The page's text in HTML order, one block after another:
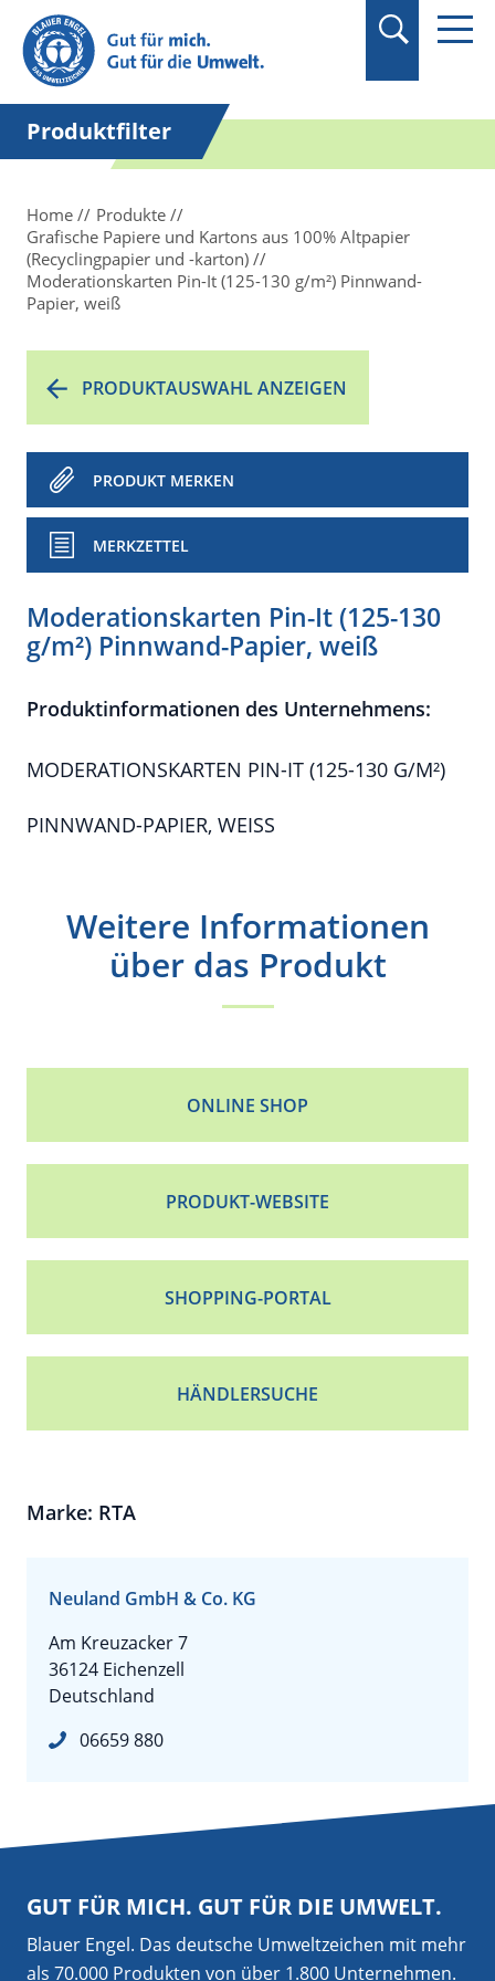
Suchbegriff in
Anführungszeichen
setzen.
Produktfilter
Home
Produkte
Grafische Papiere und Kartons aus 100% Altpapier
(Recyclingpapier und -karton)
Moderationskarten Pin-It (125-130 g/m²) Pinnwand-
Papier, weiß
PRODUKTAUSWAHL ANZEIGEN
PRODUKT MERKEN
MERKZETTEL
Moderationskarten Pin-It (125-130
g/m²) Pinnwand-Papier, weiß
Produktinformationen des Unternehmens:
MODERATIONSKARTEN PIN-IT (125-130 G/M²)
PINNWAND-PAPIER, WEISS
Weitere Informationen
über das Produkt
ONLINE SHOP
PRODUKT-WEBSITE
SHOPPING-PORTAL
HÄNDLERSUCHE
Marke: RTA
Neuland GmbH & Co. KG
Am Kreuzacker 7
36124 Eichenzell
Deutschland
06659 880
GUT FÜR MICH. GUT FÜR DIE UMWELT.
Blauer Engel. Das deutsche Umweltzeichen mit mehr
als 70.000 Produkten von über 1.800 Unternehmen.